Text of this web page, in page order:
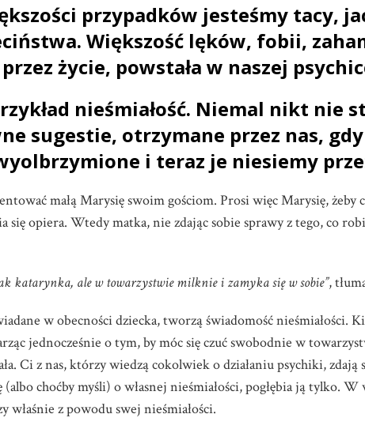
przypadków jesteśmy tacy,
Większość lęków, fobii,
życie, powstała w naszej
nieśmiałość. Niemal nikt nie
sugestie, otrzymane przez nas,
i teraz je niesiemy
małą Marysię swoim gościom. Prosi więc Marysię, żeby
się opiera. Wtedy matka, nie zdając sobie sprawy z tego, co
katarynka, ale w towarzystwie milknie i zamyka się w sobie”,
w obecności dziecka, tworzą świadomość nieśmiałości.
jednocześnie o tym, by móc się czuć swobodnie w
Ci z nas, którzy wiedzą cokolwiek o działaniu psychiki, zdają
choćby myśli) o własnej nieśmiałości, pogłębia ją tylko.
właśnie z powodu swej nieśmiałości.